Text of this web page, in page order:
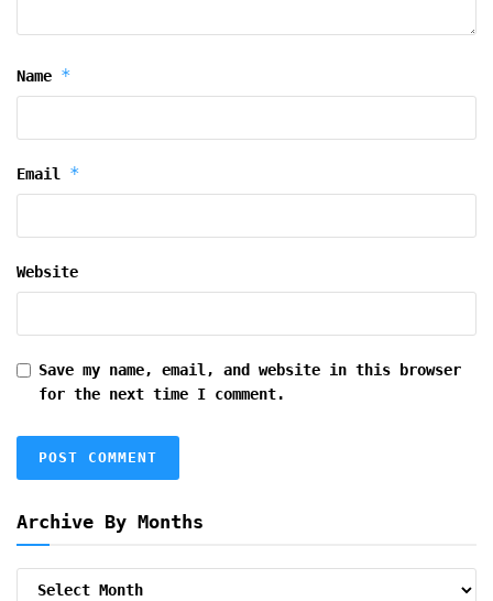
Name *
Email *
Website
Save my name, email, and website in this browser
for the next time I comment.
Archive By Months